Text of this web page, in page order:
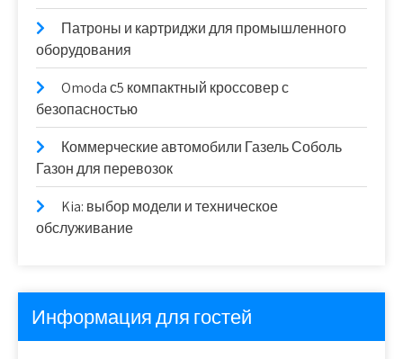
Патроны и картриджи для промышленного
оборудования
Omoda с5 компактный кроссовер с
безопасностью
Коммерческие автомобили Газель Соболь
Газон для перевозок
Kia: выбор модели и техническое
обслуживание
Информация для гостей